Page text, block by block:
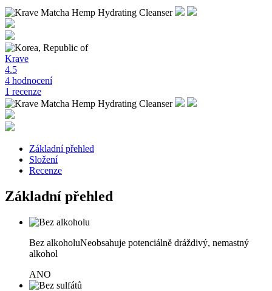
Krave
4.5
4 hodnocení
1 recenze
Základní přehled
Složení
Recenze
Základní přehled
Bez alkoholuNeobsahuje potenciálně dráždivý, nemastný
alkohol
ANO